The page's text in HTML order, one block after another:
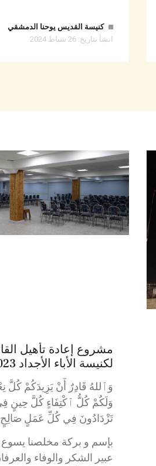
كنيسة القديس يوحنا الدمشقي
انشأ بتاريخ: 26 شباط 2024
مشروع إعادة تأهيل
لكنيسة الأباء الأجداد 2023
وَٱللهُ قَادِرٌ أَنْ يَزِيدَكُمْ كُلَّ
وَلَكُمْ كُلُّ ٱكْتِفَاءٍ كُلَّ حِينٍ
تَزْدَادُونَ فِي كُلِّ عَمَلٍ
بإسم و بركة مخلصنا يسوع
عبير الشكر والوفاء